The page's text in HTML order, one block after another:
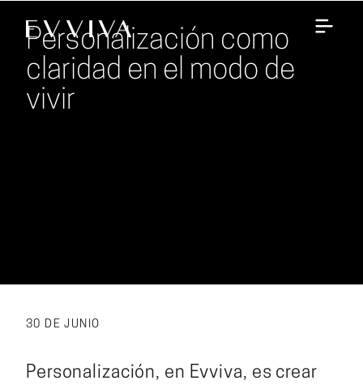
Personalización como
claridad en el modo de
vivir
30 DE JUNIO
Personalización, en Evviva, es crear